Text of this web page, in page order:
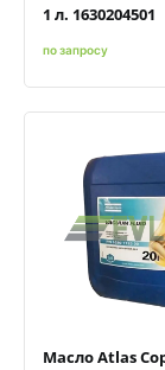
1 л. 1630204501
по запросу
Быстрый
Масло Atlas